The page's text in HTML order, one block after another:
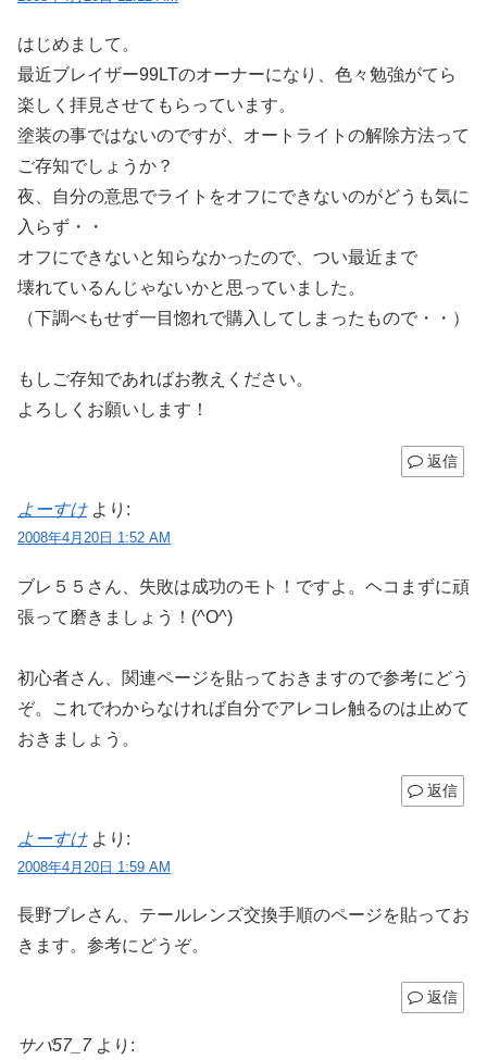
はじめまして。
最近ブレイザー99LTのオーナーになり、色々勉強がてら
楽しく拝見させてもらっています。
塗装の事ではないのですが、オートライトの解除方法って
ご存知でしょうか？
夜、自分の意思でライトをオフにできないのがどうも気に
入らず・・
オフにできないと知らなかったので、つい最近まで
壊れているんじゃないかと思っていました。
（下調べもせず一目惚れで購入してしまったもので・・）
もしご存知であればお教えください。
よろしくお願いします！
返信
よーすけ より:
2008年4月20日 1:52 AM
ブレ５５さん、失敗は成功のモト！ですよ。ヘコまずに頑
張って磨きましょう！(^O^)
初心者さん、関連ページを貼っておきますので参考にどう
ぞ。これでわからなければ自分でアレコレ触るのは止めて
おきましょう。
返信
よーすけ より:
2008年4月20日 1:59 AM
長野ブレさん、テールレンズ交換手順のページを貼ってお
きます。参考にどうぞ。
返信
サバ57_7 より: